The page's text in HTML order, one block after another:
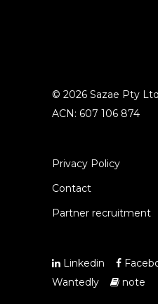
© 2026 Sazae Pty
ACN: 607 106 874
Privacy Policy
Contact
Partner recruitment
Linkedin
Wantedly
note